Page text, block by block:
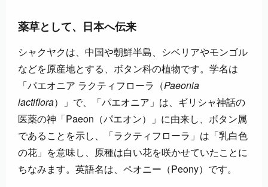
薬草として、日本へ伝来
シャクヤクは、中国や朝鮮半島、シベリアやモンゴル
などを原産地とする、ボタン科の植物です。学名は
「パエオニア ラクティフローラ（Paeonia
lactiflora）」で、「パエオニア」は、ギリシャ神話の
医薬の神「Paeon（パエオン）」に由来し、ボタン属
であることを示し、「ラクティフローラ」は「乳白色
の花」を意味し、原種は白い花を咲かせていたことに
ちなみます。英語名は、ペオニー（Peony）です。